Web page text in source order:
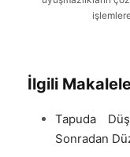
İlgili
Tapuda
Sonradan